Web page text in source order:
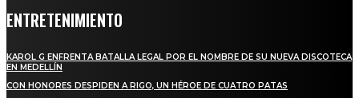
ENTRETENIMIENTO
KAROL G ENFRENTA BATALLA LEGAL POR EL NOMBRE DE SU NUEVA DISCOTECA
EN MEDELLÍN
CON HONORES DESPIDEN A RIGO, UN HÉROE DE CUATRO PATAS